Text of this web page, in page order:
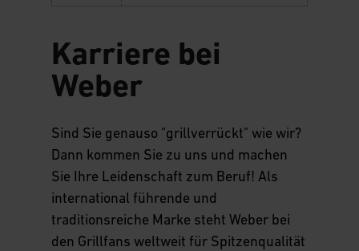
Weber Original Stores & Weber
Stores
Grill Academy Original
Marchtrenk
Grill Academy Original Salzburg
Weber Original Store & Weber
Qualitätsanspruch
Karriere
Stellenangebote
Karriere bei
Weber
Sind Sie genauso "grillverrückt" wie wir?
Dann kommen Sie zu uns und machen
Sie Ihre Leidenschaft zum Beruf! Als
international führende und
traditionsreiche Marke steht Weber bei
den Grillfans weltweit für Spitzenqualität